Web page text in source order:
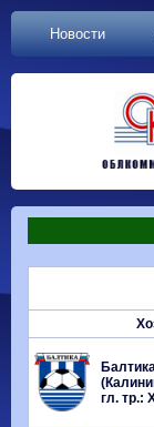
Новости
гл. тр.: